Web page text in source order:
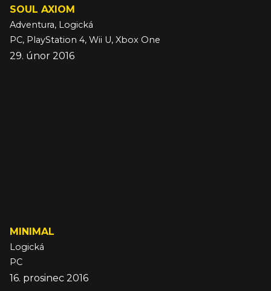
SOUL AXIOM
Adventura, Logická
PC, PlayStation 4, Wii U, Xbox One
29. únor 2016
MINIMAL
Logická
PC
16. prosinec 2016